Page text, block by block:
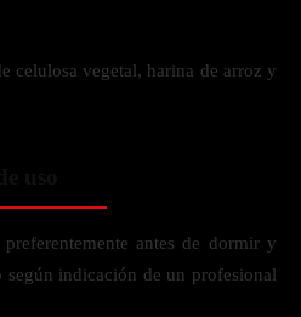
celulosa vegetal, harina de arroz y
antes de dormir y
según indicación de un profesional